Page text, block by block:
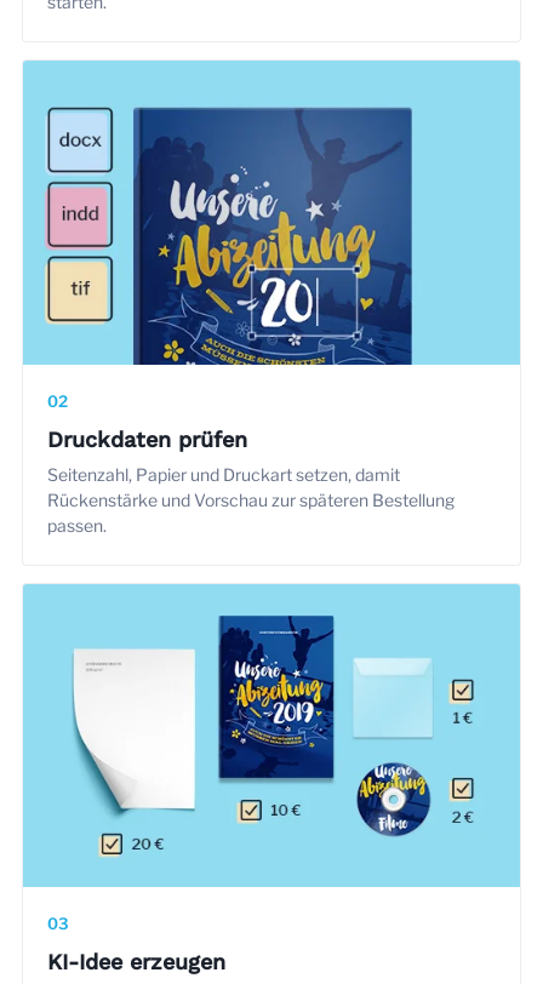
02
Druckdaten prüfen
Seitenzahl, Papier und Druckart setzen, damit
Rückenstärke und Vorschau zur späteren Bestellung
passen.
03
KI-Idee erzeugen